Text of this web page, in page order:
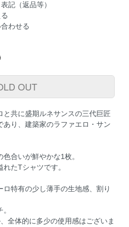
記（返品等）
わせる
OUT
と共に盛期ルネサンスの三代巨匠
あり、建築家のラファエロ・サン
合いが鮮やかな1枚。
たTシャツです。
特有の少し薄手の生地感、割り
全体的に多少の使用感はございま